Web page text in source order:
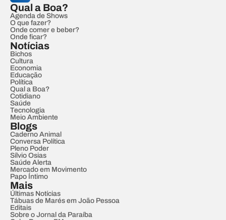
Qual a Boa?
Agenda de Shows
O que fazer?
Onde comer e beber?
Onde ficar?
Notícias
Bichos
Cultura
Economia
Educação
Política
Qual a Boa?
Cotidiano
Saúde
Tecnologia
Meio Ambiente
Blogs
Caderno Animal
Conversa Política
Pleno Poder
Sílvio Osias
Saúde Alerta
Mercado em Movimento
Papo Íntimo
Mais
Últimas Notícias
Tábuas de Marés em João Pessoa
Editais
Sobre o Jornal da Paraíba